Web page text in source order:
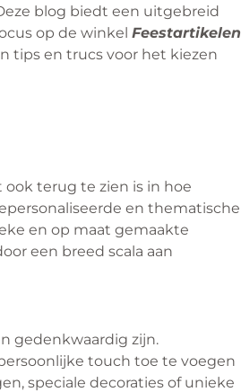
blog biedt een uitgebreid
op de winkel Feestartikelen
tips en trucs voor het kiezen
terug te zien is in hoe
en thematische
en op maat gemaakte
een breed scala aan
gedenkwaardig zijn.
touch toe te voegen
speciale decoraties of unieke